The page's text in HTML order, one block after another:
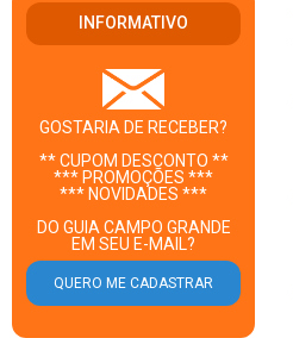
INFORMATIVO
GOSTARIA DE RECEBER?
** CUPOM DESCONTO **
*** PROMOÇÕES ***
*** NOVIDADES ***
DO GUIA CAMPO GRANDE
EM SEU E-MAIL?